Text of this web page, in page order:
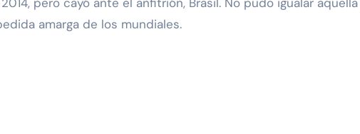
amarga de los mundiales.